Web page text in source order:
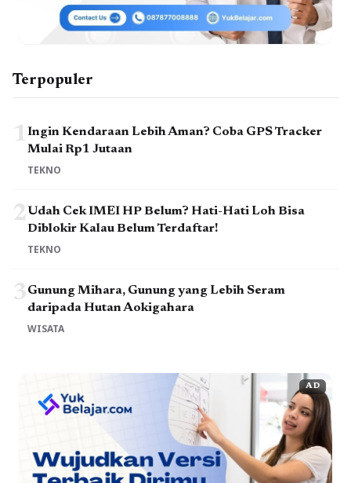
Terpopuler
1Ingin Kendaraan Lebih Aman? Coba GPS Tracker
Mulai Rp1 Jutaan
TEKNO
2Udah Cek IMEI HP Belum? Hati-Hati Loh Bisa
Diblokir Kalau Belum Terdaftar!
TEKNO
3Gunung Mihara, Gunung yang Lebih Seram
daripada Hutan Aokigahara
WISATA
AD